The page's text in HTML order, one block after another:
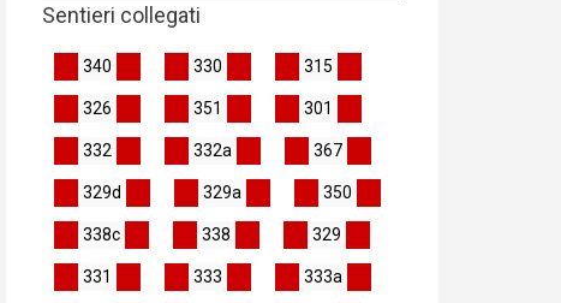
Sentieri collegati
340 330 315
326 351 301
332 332a 367
329d 329a 350
338c 338 329
331 333 333a